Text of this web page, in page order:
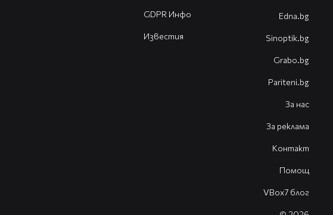
GDPR Инфо
Известия
Edna.bg
Sinoptik.bg
Grabo.bg
Pariteni.bg
За нас
За реклама
Контакт
Помощ
VBox7 блог